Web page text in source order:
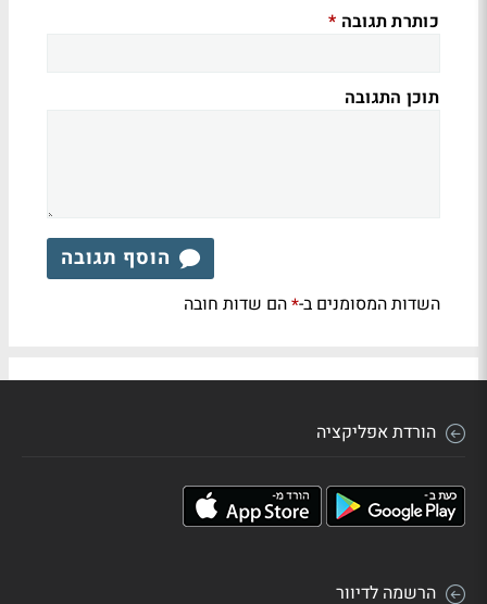
כותרת תגובה *
תוכן התגובה
הוסף תגובה
השדות המסומנים ב-*הם שדות חובה
הורדת אפליקציה
הרשמה לדיוור